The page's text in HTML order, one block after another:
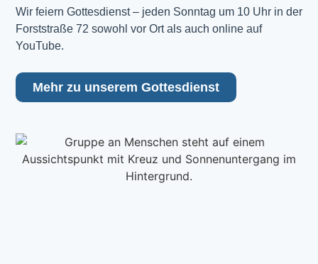
Wir feiern Gottesdienst – jeden Sonntag um 10 Uhr in der
Forststraße 72 sowohl vor Ort als auch online auf
YouTube.
Mehr zu unserem Gottesdienst